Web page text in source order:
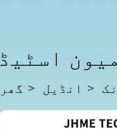
اسٹیڈ
گھر انڈیل